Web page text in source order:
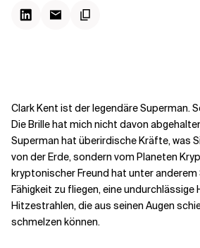
Clark Kent ist der legendäre Superman.
Die Brille hat mich nicht davon
Superman hat überirdische Kräfte, was
von der Erde, sondern vom Planeten
kryptonischer Freund hat unter
Fähigkeit zu fliegen, eine undurchlässige
Hitzestrahlen, die aus seinen Augen
schmelzen können.